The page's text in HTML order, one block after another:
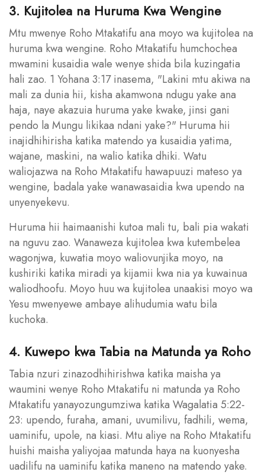
3. Kujitolea na Huruma Kwa Wengine
Mtu mwenye Roho Mtakatifu ana moyo wa kujitolea na
huruma kwa wengine. Roho Mtakatifu humchochea
mwamini kusaidia wale wenye shida bila kuzingatia
hali zao. 1 Yohana 3:17 inasema, "Lakini mtu akiwa na
mali za dunia hii, kisha akamwona ndugu yake ana
haja, naye akazuia huruma yake kwake, jinsi gani
pendo la Mungu likikaa ndani yake?" Huruma hii
inajidhihirisha katika matendo ya kusaidia yatima,
wajane, maskini, na walio katika dhiki. Watu
waliojazwa na Roho Mtakatifu hawapuuzi mateso ya
wengine, badala yake wanawasaidia kwa upendo na
unyenyekevu.
Huruma hii haimaanishi kutoa mali tu, bali pia wakati
na nguvu zao. Wanaweza kujitolea kwa kutembelea
wagonjwa, kuwatia moyo waliovunjika moyo, na
kushiriki katika miradi ya kijamii kwa nia ya kuwainua
waliodhoofu. Moyo huu wa kujitolea unaakisi moyo wa
Yesu mwenyewe ambaye alihudumia watu bila
kuchoka.
4. Kuwepo kwa Tabia na Matunda ya Roho
Tabia nzuri zinazodhihirishwa katika maisha ya
waumini wenye Roho Mtakatifu ni matunda ya Roho
Mtakatifu yanayozungumziwa katika Wagalatia 5:22-
23: upendo, furaha, amani, uvumilivu, fadhili, wema,
uaminifu, upole, na kiasi. Mtu aliye na Roho Mtakatifu
huishi maisha yaliyojaa matunda haya na kuonyesha
uadilifu na uaminifu katika maneno na matendo yake.